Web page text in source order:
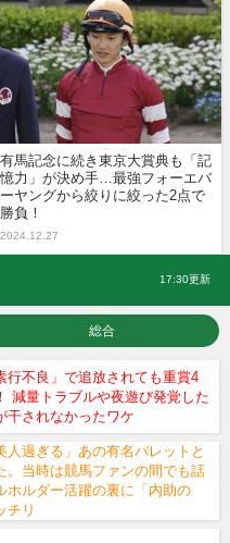
有馬記念に続き東京大賞典も「記
憶力」が決め手…最強フォーエバ
ーヤングから絞りに絞った2点で
勝負！
2024.12.27
17:30更新
総合
行不良」で追放されても重賞4
減量トラブルや夜遊び発覚した
干されなかったワケ
人過ぎる」あの有名バレットと
。当時は競馬ファンの間でも話
ホルダー活躍の裏に「内助の
チリ